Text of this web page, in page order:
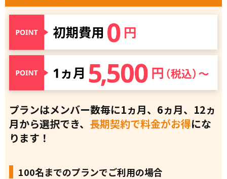
プランはメンバー数毎に1ヵ月、6ヵ月、12ヵ
月から選択でき、 長期契約で料金がお得にな
ります！
100名までのプランでご利用の場合